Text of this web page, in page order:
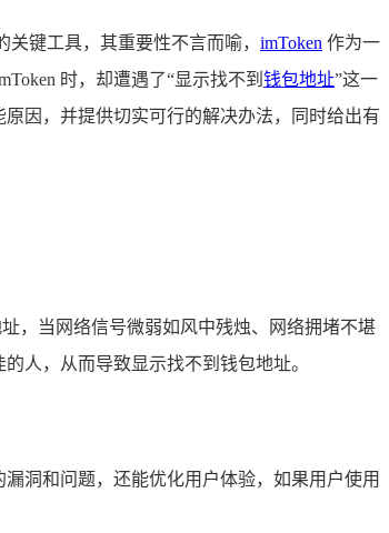
关键工具，其重要性不言而喻， imToken 作为一
时，却遭遇了“显示找不到 钱包地址”这一
因，并提供切实可行的解决办法，同时给出有
，当网络信号微弱如风中残烛、网络拥堵不堪
人，从而导致显示找不到钱包地址。
洞和问题，还能优化用户体验，如果用户使用